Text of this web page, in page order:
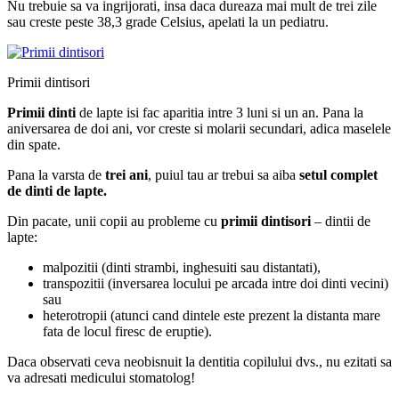
Nu trebuie sa va ingrijorati, insa daca dureaza mai mult de trei zile
sau creste peste 38,3 grade Celsius, apelati la un pediatru.
Primii dintisori
Primii dintide lapte isi fac aparitia intre 3 luni si un an. Pana la
aniversarea de doi ani, vor creste si molarii secundari, adica maselele
din spate.
Pana la varsta de trei ani, puiul tau ar trebui sa aiba setul complet
de dinti de lapte.
Din pacate, unii copii au probleme cu primii dintisori– dintii de
lapte:
malpozitii (dinti strambi, inghesuiti sau distantati),
transpozitii (inversarea locului pe arcada intre doi dinti vecini)
sau
heterotropii (atunci cand dintele este prezent la distanta mare
fata de locul firesc de eruptie).
Daca observati ceva neobisnuit la dentitia copilului dvs., nu ezitati sa
va adresati medicului stomatolog!